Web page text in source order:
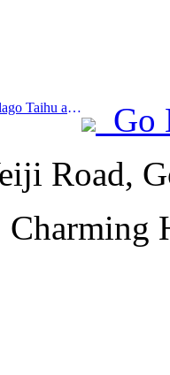
Prev:Gli antichi villaggi lungo il lago Taihu a Huzhou, nella provincia dello Zhejiang, hanno avviato lavori di ristrutturazione e ammodernamento, con un investimento di quasi 1 miliardo di yuan.
Go
Road,
Charming